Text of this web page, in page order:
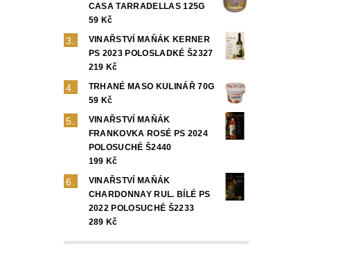
CASA TARRADELLAS 125G
59 Kč
VINAŘSTVÍ MAŇÁK KERNER
PS 2023 POLOSLADKÉ Š2327
219 Kč
TRHANÉ MASO KULINÁŘ 70G
59 Kč
VINAŘSTVÍ MAŇÁK
FRANKOVKA ROSÉ PS 2024
POLOSUCHÉ Š2440
199 Kč
VINAŘSTVÍ MAŇÁK
CHARDONNAY RUL. BÍLÉ PS
2022 POLOSUCHÉ Š2233
289 Kč